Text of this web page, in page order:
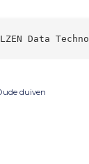
Data
duiven